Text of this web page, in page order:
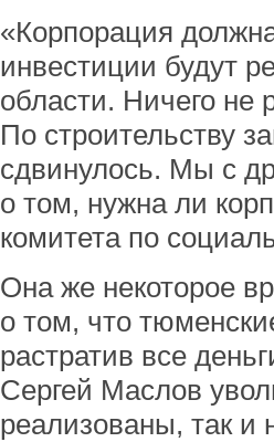
«Корпорация
инвестиции будут
области. Ничего не
По строительству
сдвинулось. Мы с
о том, нужна ли
комитета по
Она же некоторое
о том, что
растратив все
Сергей Маслов
реализованы, так и